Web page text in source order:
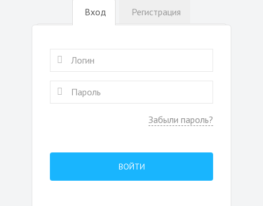
Вход Регистрация
Забыли пароль?
ВОЙТИ